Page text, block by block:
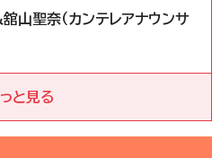
舘山聖奈（カンテレアナウンサ
と見る